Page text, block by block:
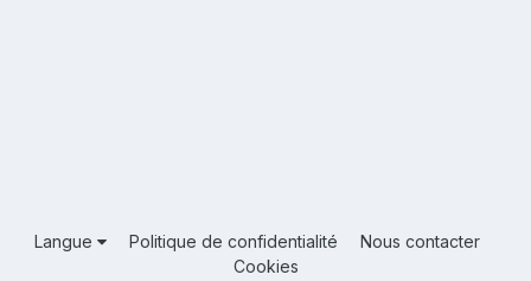
Langue Politique de confidentialité
Nous contacter
Cookies